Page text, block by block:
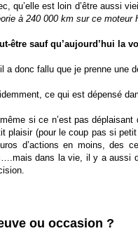
qu’elle est loin d’être aussi
à 240 000 km sur ce moteur
être sauf qu’aujourd’hui la
a donc fallu que je prenne une
ce qui est dépensé
si ce n’est pas
plaisir (pour le coup pas si
d’actions en moins, des
dans la vie, il y a aussi
ou occasion ?